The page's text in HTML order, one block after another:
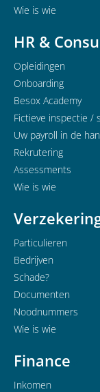
Wie is wie
HR &
Opleidingen
Onboarding
Besox Academy
Fictieve inspectie /
Uw payroll in de
Rekrutering
Assessments
Wie is wie
Particulieren
Bedrijven
Schade?
Documenten
Noodnummers
Wie is wie
Finance
Inkomen